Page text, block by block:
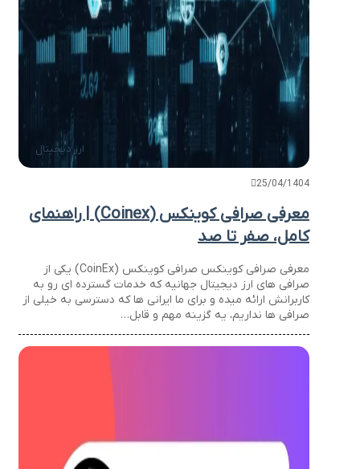
ارز دیجیتال
25/04/1404
معرفی صرافی کوینکس (Coinex) | راهنمای
کامل، صفر تا صد
معرفی صرافی کوینکس صرافی کوینکس (CoinEx) یکی از
صرافی های ارز دیجیتال جهانیه که خدمات گسترده ای رو به
کاربرانش ارائه میده و برای ما ایرانی ها که دسترسی به خیلی از
صرافی ها نداریم، یه گزینه مهم و قابل…